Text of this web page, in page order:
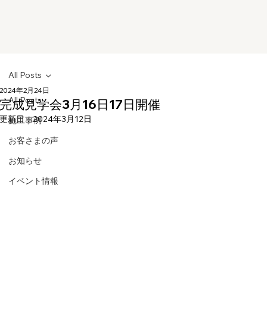
All Posts
施工事例
お客さまの声
お知らせ
イベント情報
All Posts
成見学会3月16日17日開催
年2月24日
新日：2024年3月12日